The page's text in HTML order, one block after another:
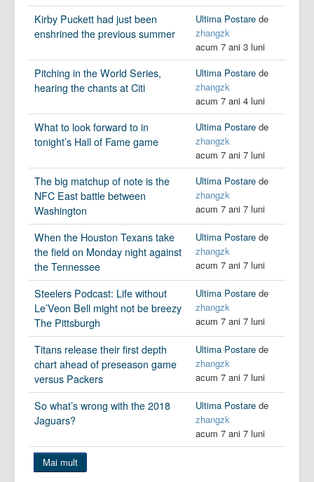
Mai mult
Kirby Puckett had just been
enshrined the previous summer
Ultima Postare de
zhangzk
acum 7 ani 3 luni
Pitching in the World Series,
hearing the chants at Citi
Ultima Postare de
zhangzk
acum 7 ani 4 luni
What to look forward to in
tonight’s Hall of Fame game
Ultima Postare de
zhangzk
acum 7 ani 7 luni
The big matchup of note is the
NFC East battle between
Washington
Ultima Postare de
zhangzk
acum 7 ani 7 luni
When the Houston Texans take
the field on Monday night against
the Tennessee
Ultima Postare de
zhangzk
acum 7 ani 7 luni
Steelers Podcast: Life without
Le’Veon Bell might not be breezy
The Pittsburgh
Ultima Postare de
zhangzk
acum 7 ani 7 luni
Titans release their first depth
chart ahead of preseason game
versus Packers
Ultima Postare de
zhangzk
acum 7 ani 7 luni
So what’s wrong with the 2018
Jaguars?
Ultima Postare de
zhangzk
acum 7 ani 7 luni